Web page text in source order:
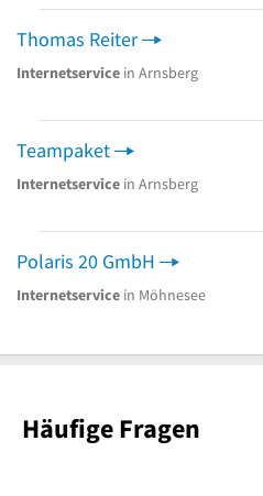
Thomas Reiter
Internetservice in Arnsberg
Teampaket
Internetservice in Arnsberg
Polaris 20 GmbH
Internetservice in Möhnesee
Häufige Fragen